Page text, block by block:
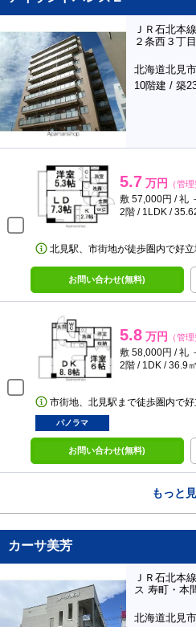
ＪＲ石北本
２条西３丁
北海道北見
10階建 / 築
5.7 万円 （管
敷 57,000円 / 礼
2階 / 1LDK /
北見駅、市街地が徒歩圏内で好立
お問い合わせ(無料)
5.8 万円 （管
敷 58,000円 / 礼
2階 / 1DK / 36.9㎡
市街地、北見駅まで徒歩圏内で好
パノラマ
お問い合わせ(無料)
もっと
カーサ美芳
ＪＲ石北本
ス 寿町・本
北海道北見